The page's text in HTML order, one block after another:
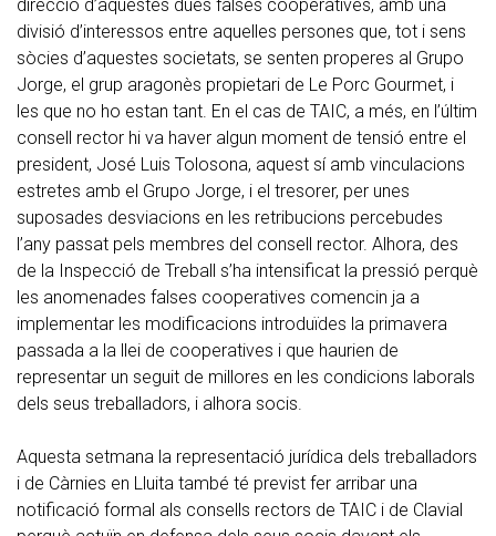
direcció d’aquestes dues falses cooperatives, amb una
divisió d’interessos entre aquelles persones que, tot i sens
sòcies d’aquestes societats, se senten properes al Grupo
Jorge, el grup aragonès propietari de Le Porc Gourmet, i
les que no ho estan tant. En el cas de TAIC, a més, en l’últim
consell rector hi va haver algun moment de tensió entre el
president, José Luis Tolosona, aquest sí amb vinculacions
estretes amb el Grupo Jorge, i el tresorer, per unes
suposades desviacions en les retribucions percebudes
l’any passat pels membres del consell rector. Alhora, des
de la Inspecció de Treball s’ha intensificat la pressió perquè
les anomenades falses cooperatives comencin ja a
implementar les modificacions introduïdes la primavera
passada a la llei de cooperatives i que haurien de
representar un seguit de millores en les condicions laborals
dels seus treballadors, i alhora socis.
Aquesta setmana la representació jurídica dels treballadors
i de Càrnies en Lluita també té previst fer arribar una
notificació formal als consells rectors de TAIC i de Clavial